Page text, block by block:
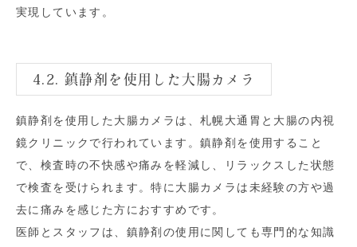
実現しています。
4.2. 鎮静剤を使用した大腸カメラ
鎮静剤を使用した大腸カメラは、札幌大通胃と大腸の内視
鏡クリニックで行われています。鎮静剤を使用すること
で、検査時の不快感や痛みを軽減し、リラックスした状態
で検査を受けられます。特に大腸カメラは未経験の方や過
去に痛みを感じた方におすすめです。
医師とスタッフは、鎮静剤の使用に関しても専門的な知識